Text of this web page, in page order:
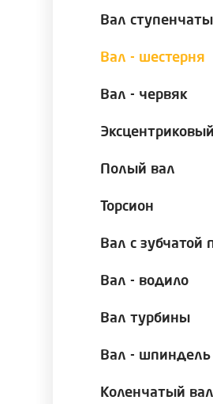
Вал
Вал - шестерня
Вал - червяк
Полый вал
Торсион
Вал с зубчатой
Вал - водило
Вал турбины
Вал - шпиндель
Коленчатый вал